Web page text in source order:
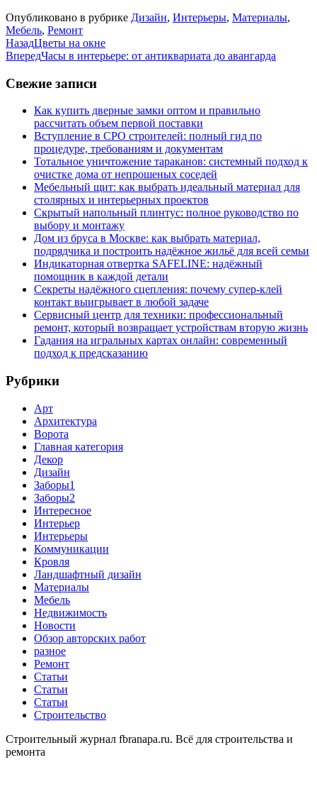
Опубликовано в рубрике Дизайн, Интерьеры, Материалы,
Мебель, Ремонт
НазадЦветы на окне
ВпередЧасы в интерьере: от антиквариата до авангарда
Свежие записи
Как купить дверные замки оптом и правильно
рассчитать объем первой поставки
Вступление в СРО строителей: полный гид по
процедуре, требованиям и документам
Тотальное уничтожение тараканов: системный подход к
очистке дома от непрошеных соседей
Мебельный щит: как выбрать идеальный материал для
столярных и интерьерных проектов
Скрытый напольный плинтус: полное руководство по
выбору и монтажу
Дом из бруса в Москве: как выбрать материал,
подрядчика и построить надёжное жильё для всей семьи
Индикаторная отвертка SAFELINE: надёжный
помощник в каждой детали
Секреты надёжного сцепления: почему супер‑клей
контакт выигрывает в любой задаче
Сервисный центр для техники: профессиональный
ремонт, который возвращает устройствам вторую жизнь
Гадания на игральных картах онлайн: современный
подход к предсказанию
Рубрики
Арт
Архитектура
Ворота
Главная категория
Декор
Дизайн
Заборы1
Заборы2
Интересное
Интерьер
Интерьеры
Коммуникации
Кровля
Ландшафтный дизайн
Материалы
Мебель
Недвижимость
Новости
Обзор авторских работ
разное
Ремонт
Статьи
Статьи
Статьи
Строительство
Строительный журнал fbranapa.ru. Всё для строительства и
ремонта